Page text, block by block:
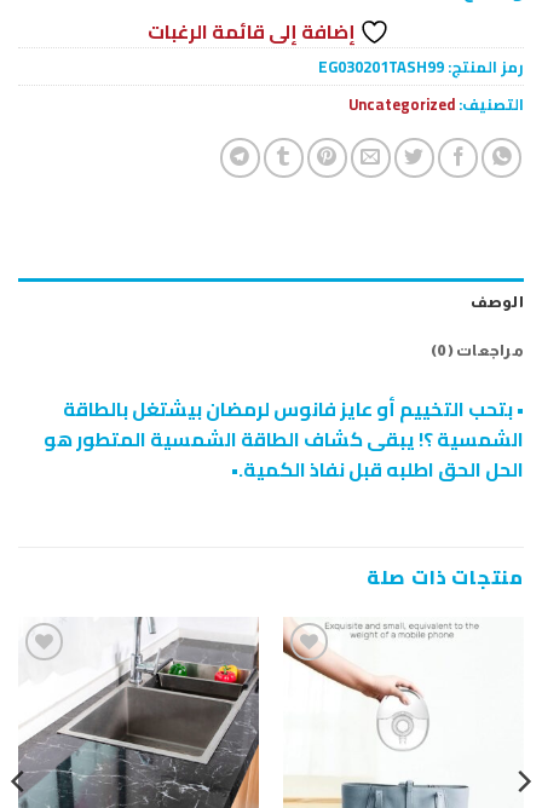
إضافة إلى قائمة الرغبات
رمز المنتج:EG030201TASH99
التصنيف:Uncategorized
الوصف
مراجعات (0)
• بتحب التخييم أو عايز فانوس لرمضان بيشتغل بالطاقة
الشمسية ؟! يبقى كشاف الطاقة الشمسية المتطور هو
الحل الحق اطلبه قبل نفاذ الكمية.•
منتجات ذات صلة
إضافة
قائمة
الرغبات